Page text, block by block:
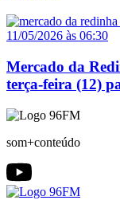
11/05/2026 às 06:30
Mercado da
terça-feira (12)
som+conteúdo